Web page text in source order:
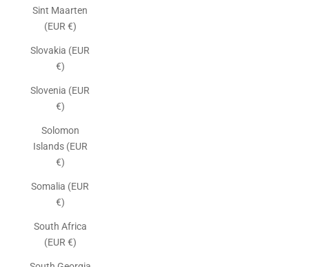
Sint Maarten
(EUR €)
Slovakia (EUR
€)
Slovenia (EUR
€)
Solomon
Islands (EUR
€)
Somalia (EUR
€)
South Africa
(EUR €)